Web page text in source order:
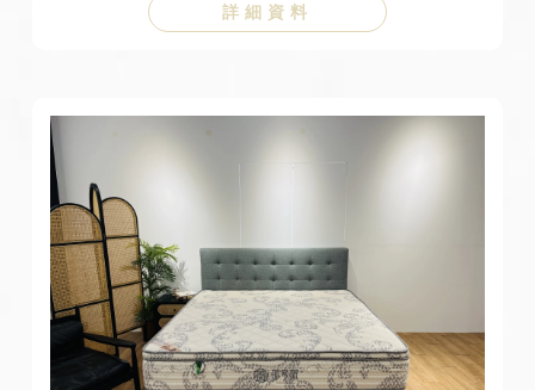
詳細資料